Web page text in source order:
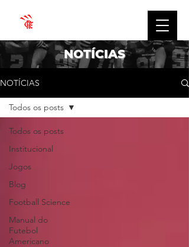
NOTÍCIAS
NOTÍCIAS
Todos os posts
Institucional
Jogos
Blog
Football Science
Manual do
Futebol
Americano
Todos os posts